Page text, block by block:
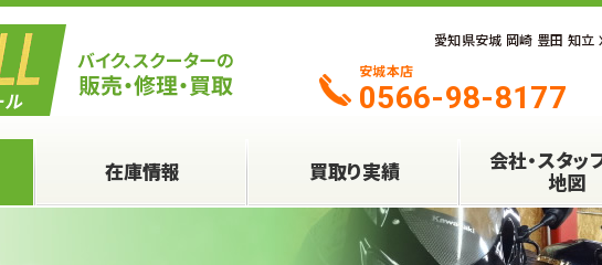
愛知県安城 岡崎 豊田 知立
安城本店
0566-98-8177
在庫情報 買取り実績
会社・スタッ
地図